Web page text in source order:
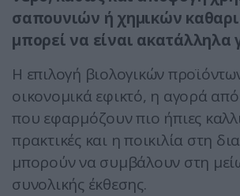
σαπουνιών ή χημικών
μπορεί να είναι ακατάλληλα
Η επιλογή βιολογικών
οικονομικά εφικτό, η αγορά
που εφαρμόζουν πιο ήπιες
πρακτικές και η ποικιλία στη
μπορούν να συμβάλουν στη
συνολικής έκθεσης.